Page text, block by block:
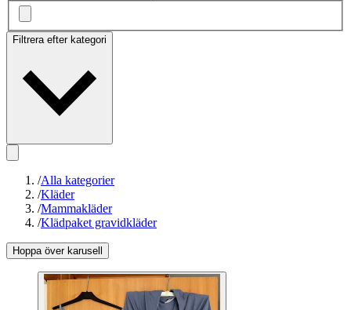
Filtrera efter kategori
/Alla kategorier
/Kläder
/Mammakläder
/Klädpaket gravidkläder
Hoppa över karusell